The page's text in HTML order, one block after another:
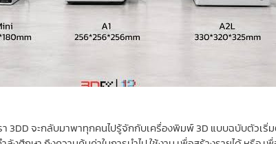
3DD จะกลับมาพาทุกคนไปรู้จักกับเครื่องพิมพ์ 3D แบบฉบับตัวเ